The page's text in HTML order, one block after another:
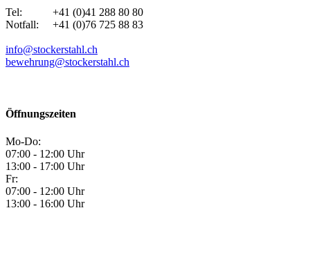
Tel: +41 (0)41 288 80 80
Notfall: +41 (0)76 725 88 83
info@stockerstahl.ch
bewehrung@stockerstahl.ch
Öffnungszeiten
Mo-Do:
07:00 - 12:00 Uhr
13:00 - 17:00 Uhr
Fr:
07:00 - 12:00 Uhr
13:00 - 16:00 Uhr